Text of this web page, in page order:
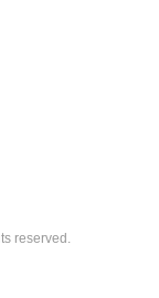
reserved.